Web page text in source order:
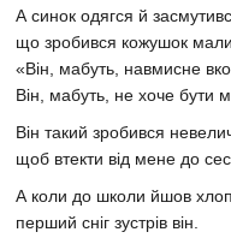
А синок одягся й
що зробився кожушок
«Він, мабуть, навмисне
Він, мабуть, не хоче бути
Він такий зробився
щоб втекти від мене до
А коли до школи йшов
перший сніг зустрів він.